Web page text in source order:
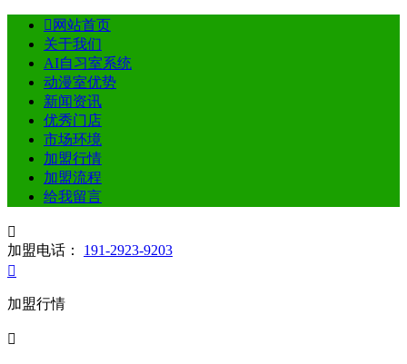
 网站首页
关于我们
AI自习室系统
动漫室优势
新闻资讯
优秀门店
市场环境
加盟行情
加盟流程
给我留言

加盟电话： 191-2923-9203

加盟行情
